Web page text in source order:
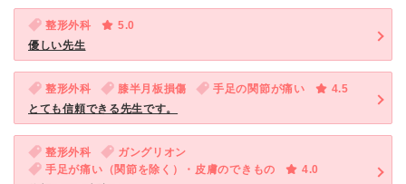
整形外科
5.0
優しい先生
整形外科 膝半月板損傷 手足の関節が痛い
4.5
とても信頼できる先生です。
整形外科
ガングリオン
手足が痛い（関節を除く）・皮膚のできもの
4.0